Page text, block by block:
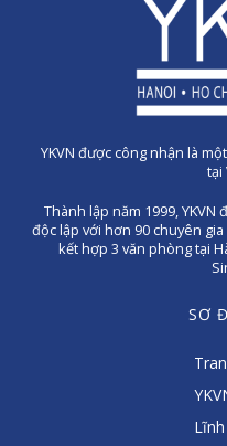
YKVN được công nhận là
tại
Thành lập năm 1999,
độc lập với hơn 90 chuyên
kết hợp 3 văn phòng tại
SƠ